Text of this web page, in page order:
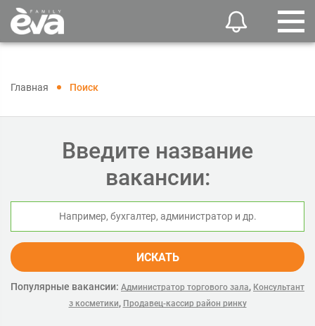
Главная Поиск
Введите название
вакансии:
ИСКАТЬ
Популярные вакансии: Администратор торгового зала, Консультант
з косметики, Продавец-кассир район ринку